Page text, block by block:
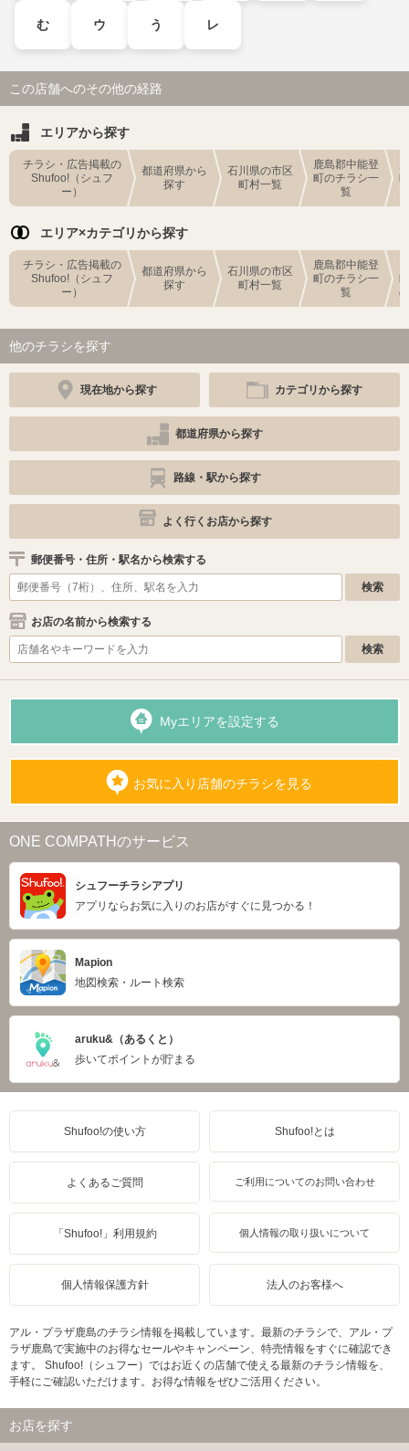
む ウ う レ
この店舗へのその他の経路
エリアから探す
チラシ・広告掲載の
Shufoo!（シュフ
ー）
都道府県から
探す
石川県の市区
町村一覧
鹿島郡中能登
町のチラシ一
覧
エリア×カテゴリから探す
チラシ・広告掲載の
Shufoo!（シュフ
ー）
都道府県から
探す
石川県の市区
町村一覧
鹿島郡中能登
町のチラシ一
覧
他のチラシを探す
現在地から探す カテゴリから探す
都道府県から探す
路線・駅から探す
よく行くお店から探す
郵便番号・住所・駅名から検索する
お店の名前から検索する
Myエリアを設定する
お気に入り店舗のチラシを見る
ONE COMPATHのサービス
シュフーチラシアプリ
アプリならお気に入りのお店がすぐに見つかる！
Mapion
地図検索・ルート検索
aruku&（あるくと）
歩いてポイントが貯まる
Shufoo!の使い方 Shufoo!とは
よくあるご質問 ご利用についてのお問い合わせ
「Shufoo!」利用規約 個人情報の取り扱いについて
個人情報保護方針 法人のお客様へ
アル・プラザ鹿島のチラシ情報を掲載しています。最新のチラシで、アル・プ
ラザ鹿島で実施中のお得なセールやキャンペーン、特売情報をすぐに確認でき
ます。 Shufoo!（シュフー）ではお近くの店舗で使える最新のチラシ情報を、
手軽にご確認いただけます。お得な情報をぜひご活用ください。
お店を探す